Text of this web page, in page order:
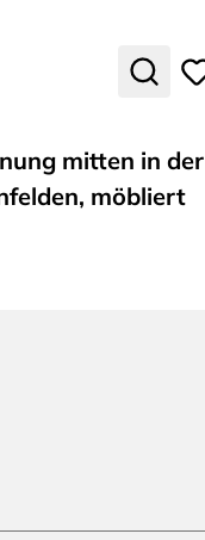
mitten in der
möbliert